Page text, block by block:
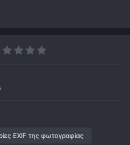
EXIF της φωτογραφίας